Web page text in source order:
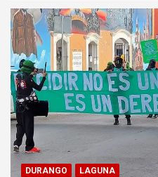
DURANGO LAGUNA